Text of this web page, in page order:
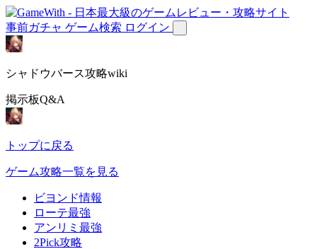
事前ガチャ ゲーム検索 ログイン
シャドウバース攻略wiki
掲示板Q&A
トップに戻る
ゲーム攻略一覧を見る
ビヨンド情報
ローテ最強
アンリミ最強
2Pick攻略